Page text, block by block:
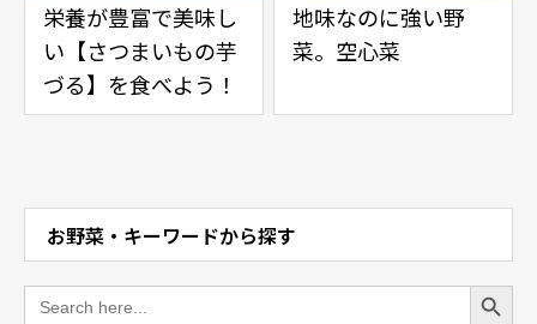
栄養が豊富で美味し
い【さつまいもの芋
づる】を食べよう！
地味なのに強い野
菜。空心菜
お野菜・キーワードから探す
Search
for:
Search Button